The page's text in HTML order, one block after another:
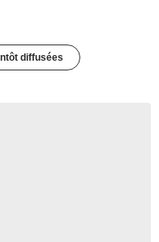
diffusées